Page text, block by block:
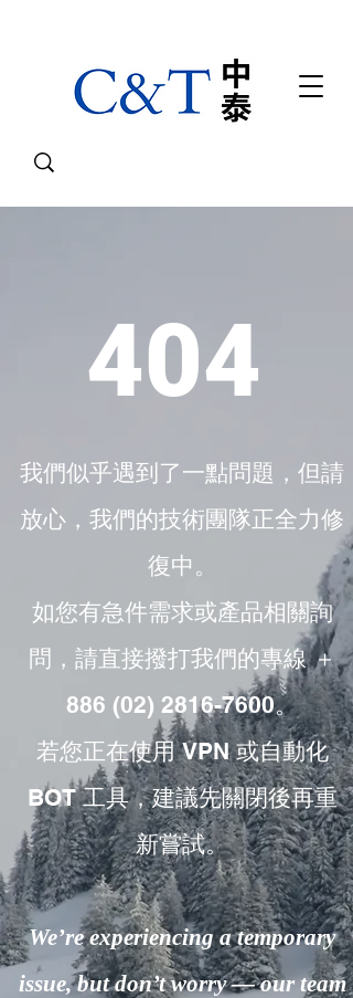
404
我們似乎遇到了一點問題，但請
放心，我們的技術團隊正全力修
復中。
如您有急件需求或產品相關詢
問，請直接撥打我們的專線 ＋
886 (02) 2816-7600。
若您正在使用 VPN 或自動化
BOT 工具，建議先關閉後再重
新嘗試。
We’re experiencing a temporary
issue, but don’t worry — our team